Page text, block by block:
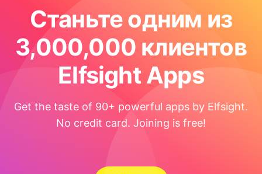
Станьте одним из
3,000,000 клиентов
Elfsight Apps
Get the taste of 90+ powerful apps by Elfsight.
No credit card. Joining is free!